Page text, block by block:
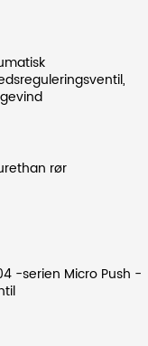
rør
-serien Micro Push -